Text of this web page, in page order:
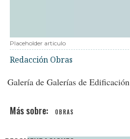
Placeholder articulo
Redacción Obras
Galería de Galerías de Edificación
OBRAS